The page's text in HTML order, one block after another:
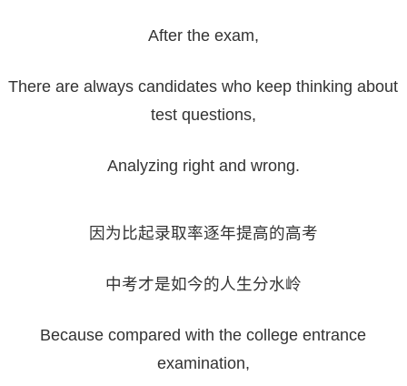
After the exam,
There are always candidates who keep thinking about
test questions,
Analyzing right and wrong.
因为比起录取率逐年提高的高考
中考才是如今的人生分水岭
Because compared with the college entrance
examination,